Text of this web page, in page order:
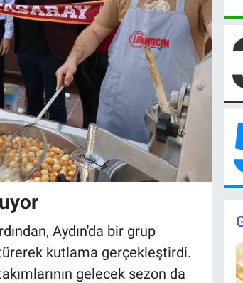
Aydın'da bir grup
kutlama gerçekleştirdi.
gelecek sezon da